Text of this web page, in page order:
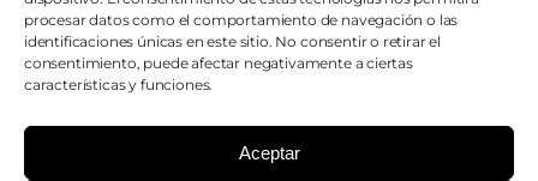
procesar datos como el comportamiento de navegación o las
identificaciones únicas en este sitio. No consentir o retirar el
consentimiento, puede afectar negativamente a ciertas
características y funciones.
Aceptar
Aviso legal
Política de cookies
Política de privacidad